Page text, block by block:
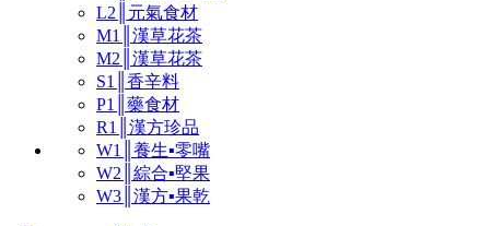
L2║元氣食材
M1║漢草花茶
M2║漢草花茶
S1║香辛料
P1║藥食材
R1║漢方珍品
W1║養生▪零嘴
W2║綜合▪堅果
W3║漢方▪果乾